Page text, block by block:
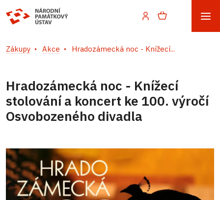
Zákupy Akce Hradozámecká noc - Knížecí...
Hradozámecká noc - Knížecí
stolování a koncert ke 100. výročí
Osvobozeného divadla